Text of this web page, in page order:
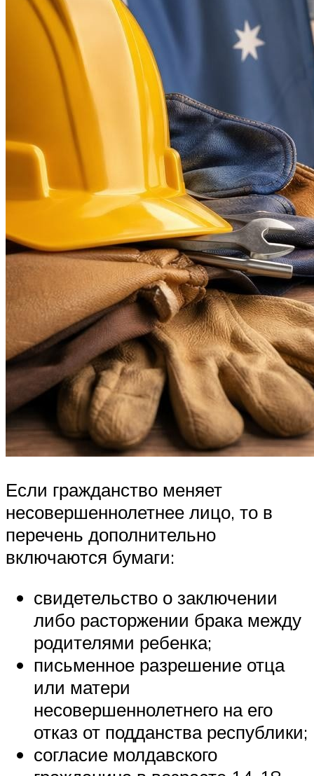
Если гражданство меняет
несовершеннолетнее лицо, то в
перечень дополнительно
включаются бумаги:
свидетельство о заключении
либо расторжении брака между
родителями ребенка;
письменное разрешение отца
или матери
несовершеннолетнего на его
отказ от подданства республики;
согласие молдавского